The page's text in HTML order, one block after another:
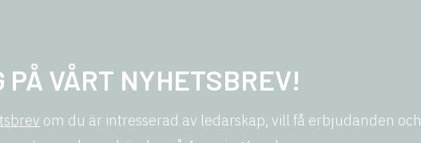
PÅ VÅRT NYHETSBREV!
om du är intresserad av ledarskap, vill få erbjudanden och